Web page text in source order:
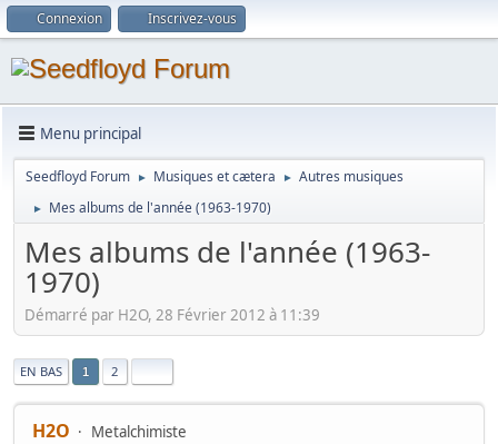
Connexion Inscrivez-vous
Menu principal
Seedfloyd Forum ► Musiques et cætera ► Autres musiques
► Mes albums de l'année (1963-1970)
Mes albums de l'année (1963-
1970)
Démarré par H2O, 28 Février 2012 à 11:39
|
EN BAS 1 2
H2O Metalchimiste